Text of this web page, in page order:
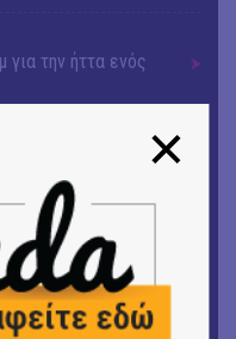
την ήττα ενός
Συνομιλώντας με